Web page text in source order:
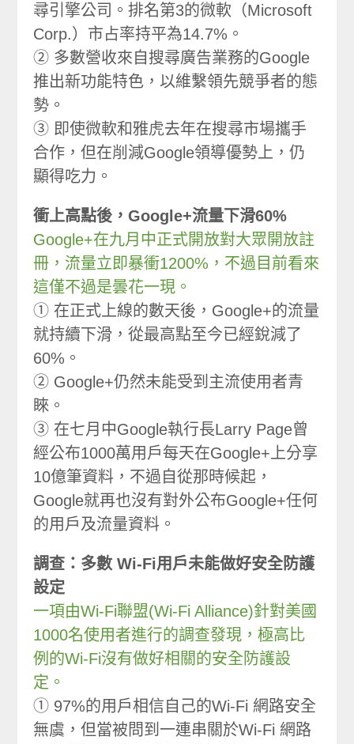
尋引擎公司。排名第3的微軟（Microsoft
Corp.）市占率持平為14.7%。
② 多數營收來自搜尋廣告業務的Google
推出新功能特色，以維繫領先競爭者的態
勢。
③ 即使微軟和雅虎去年在搜尋市場攜手
合作，但在削減Google領導優勢上，仍
顯得吃力。
衝上高點後，Google+流量下滑60%
Google+在九月中正式開放對大眾開放註
冊，流量立即暴衝1200%，不過目前看來
這僅不過是曇花一現。
① 在正式上線的數天後，Google+的流量
就持續下滑，從最高點至今已經銳減了
60%。
② Google+仍然未能受到主流使用者青
睞。
③ 在七月中Google執行長Larry Page曾
經公布1000萬用戶每天在Google+上分享
10億筆資料，不過自從那時候起，
Google就再也沒有對外公布Google+任何
的用戶及流量資料。
調查：多數 Wi-Fi用戶未能做好安全防護
設定
一項由Wi-Fi聯盟(Wi-Fi Alliance)針對美國
1000名使用者進行的調查發現，極高比
例的Wi-Fi沒有做好相關的安全防護設
定。
① 97%的用戶相信自己的Wi-Fi 網路安全
無虞，但當被問到一連串關於Wi-Fi 網路